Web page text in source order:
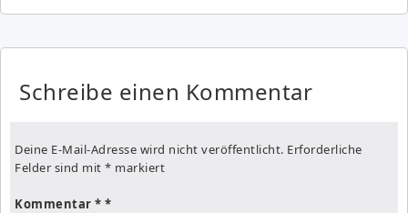
Schreibe einen Kommentar
Deine E-Mail-Adresse wird nicht veröffentlicht. Erforderliche
Felder sind mit * markiert
Kommentar *